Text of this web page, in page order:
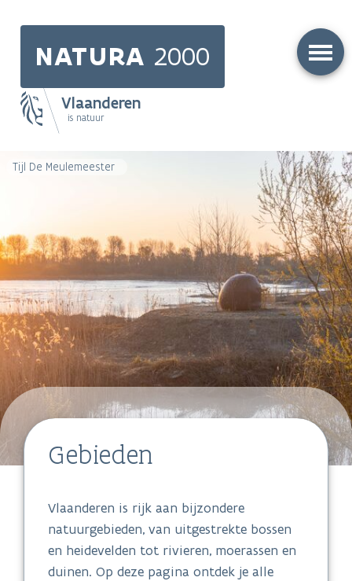
NATURA 2000
Vlaanderen
is natuur
navigation
Tijl De Meulemeester
Gebieden
Vlaanderen is rijk aan bijzondere
natuurgebieden, van uitgestrekte bossen
en heidevelden tot rivieren, moerassen en
duinen. Op deze pagina ontdek je alle